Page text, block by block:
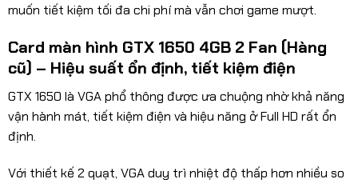
muốn tiết kiệm tối đa chi phí mà vẫn chơi game mượt.
Card màn hình GTX 1650 4GB 2 Fan (Hàng
cũ) – Hiệu suất ổn định, tiết kiệm điện
GTX 1650 là VGA phổ thông được ưa chuộng nhờ khả năng
vận hành mát, tiết kiệm điện và hiệu năng ở Full HD rất ổn
định.
Với thiết kế 2 quạt, VGA duy trì nhiệt độ thấp hơn nhiều so